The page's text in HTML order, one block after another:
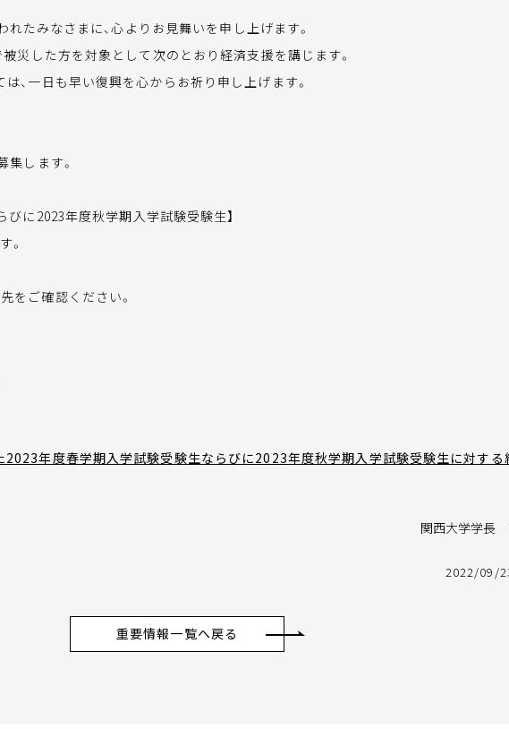
たみなさまに、心よりお見舞いを申し上げます。
被災した方を対象として次のとおり経済支援を講じます。
、一日も早い復興を心からお祈り申し上げます。
集します。
びに2023年度秋学期入学試験受験生】
。
をご確認ください。
2023年度春学期入学試験受験生ならびに2023年度秋学期入学試験受験生に対する
関西大学学
2022/09/
重要情報一覧へ戻る